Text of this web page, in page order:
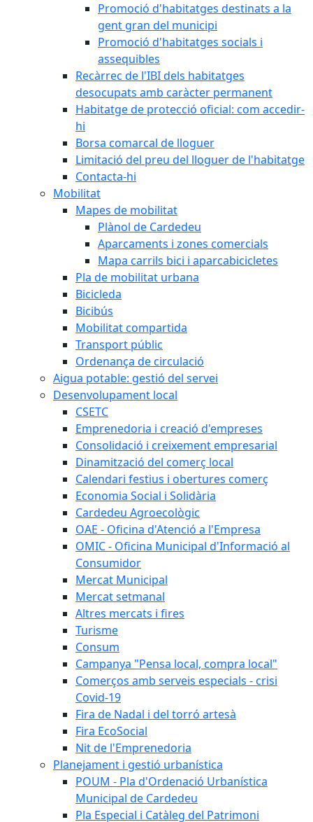
Promoció d'habitatges destinats a la
gent gran del municipi
Promoció d'habitatges socials i
assequibles
Recàrrec de l'IBI dels habitatges
desocupats amb caràcter permanent
Habitatge de protecció oficial: com accedir-
hi
Borsa comarcal de lloguer
Limitació del preu del lloguer de l'habitatge
Contacta-hi
Mobilitat
Mapes de mobilitat
Plànol de Cardedeu
Aparcaments i zones comercials
Mapa carrils bici i aparcabicicletes
Pla de mobilitat urbana
Bicicleda
Bicibús
Mobilitat compartida
Transport públic
Ordenança de circulació
Aigua potable: gestió del servei
Desenvolupament local
CSETC
Emprenedoria i creació d'empreses
Consolidació i creixement empresarial
Dinamització del comerç local
Calendari festius i obertures comerç
Economia Social i Solidària
Cardedeu Agroecològic
OAE - Oficina d'Atenció a l'Empresa
OMIC - Oficina Municipal d'Informació al
Consumidor
Mercat Municipal
Mercat setmanal
Altres mercats i fires
Turisme
Consum
Campanya "Pensa local, compra local"
Comerços amb serveis especials - crisi
Covid-19
Fira de Nadal i del torró artesà
Fira EcoSocial
Nit de l'Emprenedoria
Planejament i gestió urbanística
POUM - Pla d'Ordenació Urbanística
Municipal de Cardedeu
Pla Especial i Catàleg del Patrimoni